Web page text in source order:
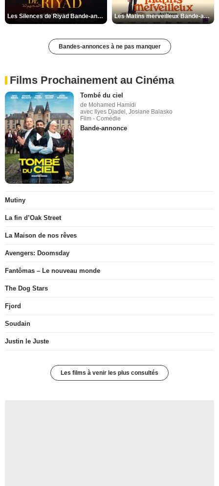
Les Silences de Riyad Bande-annonce VO STFR Les Matins merveilleux Bande-annonce VF
Bandes-annonces à ne pas manquer
Films Prochainement au Cinéma
Tombé du ciel
de Mohamed Hamidi
avec Ilyes Djadel, Josiane Balasko
Film - Comédie
Bande-annonce
Mutiny
La fin d’Oak Street
La Maison de nos rêves
Avengers: Doomsday
Fantômas – Le nouveau monde
The Dog Stars
Fjord
Soudain
Justin le Juste
Les films à venir les plus consultés